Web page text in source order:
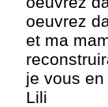
oeuvrez
et ma
je vous
Lili